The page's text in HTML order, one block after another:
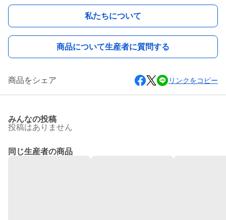
私たちについて
商品について生産者に質問する
商品をシェア リンクをコピー
みんなの投稿
投稿はありません
同じ生産者の商品